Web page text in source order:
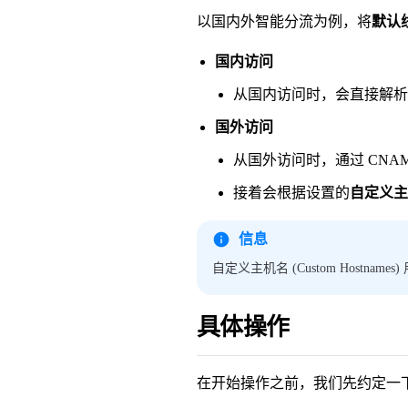
以国内外智能分流为例，将默认
国内访问
从国内访问时，会直接解
国外访问
从国外访问时，通过
接着会根据设置的 自定义
信息
自定义主机名 (Custom
具体操作
在开始操作之前，我们先约定一